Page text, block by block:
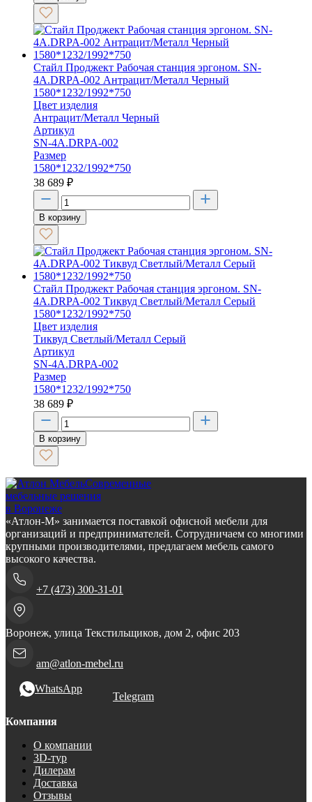
Стайл Проджект Рабочая станция эргоном. SN-
4A.DRPA-002 Антрацит/Металл Черный
1580*1232/1992*750
Цвет изделия
Антрацит/Металл Черный
Артикул
SN-4A.DRPA-002
Размер
1580*1232/1992*750
38 689 ₽
В корзину
Стайл Проджект Рабочая станция эргоном. SN-
4A.DRPA-002 Тиквуд Светлый/Металл Серый
1580*1232/1992*750
Цвет изделия
Тиквуд Светлый/Металл Серый
Артикул
SN-4A.DRPA-002
Размер
1580*1232/1992*750
38 689 ₽
В корзину
Современные
мебельные решения
в Воронеже
«Атлон-М» занимается поставкой офисной мебели для
организаций и предпринимателей. Сотрудничаем со многими
крупными производителями, предлагаем мебель самого
высокого качества.
+7 (473) 300-31-01
Воронеж, улица Текстильщиков, дом 2, офис 203
am@atlon-mebel.ru
WhatsApp
Telegram
Компания
О компании
3D-тур
Дилерам
Доставка
Отзывы